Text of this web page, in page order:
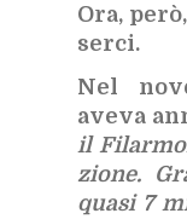
Ora,
ser­ci.
Nel
ave­va
il
zio­ne.
qua­si 7